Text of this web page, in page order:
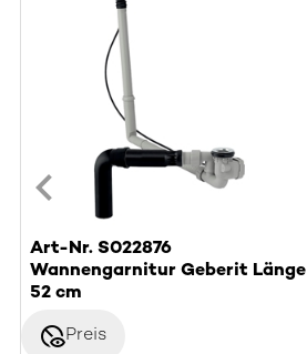
Art-Nr. S022876
Wannengarnitur Geberit Länge
52 cm
disabled_visiblePreis